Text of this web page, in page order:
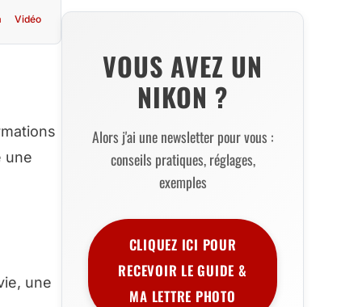
Vidéo
une
une
VOUS AVEZ UN
NIKON ?
Alors j'ai une newsletter pour vous :
conseils pratiques, réglages,
exemples
CLIQUEZ ICI POUR
RECEVOIR LE GUIDE &
MA LETTRE PHOTO